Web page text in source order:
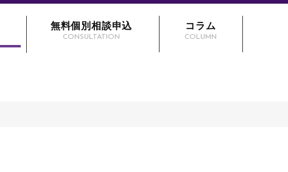
無料個別相談申込
CONSULTATION
コラム
COLUMN